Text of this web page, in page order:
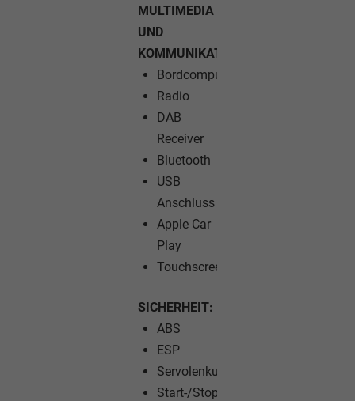
MULTIMEDIA
UND
KOMMUNIKATION:
Bordcomputer
Radio
DAB
Receiver
Bluetooth
USB
Anschluss
Apple Car
Play
Touchscreen
SICHERHEIT:
ABS
ESP
Servolenkung
Start-/Stopp-